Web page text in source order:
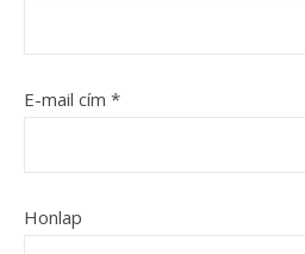
E-mail cím *
Honlap